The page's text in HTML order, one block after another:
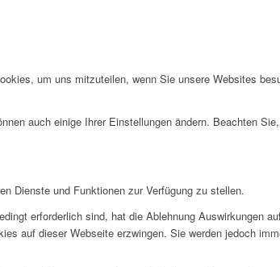
um uns mitzuteilen, wenn Sie unsere Websites
auch einige Ihrer Einstellungen ändern. Beachten
Dienste und Funktionen zur Verfügung zu stellen.
erforderlich sind, hat die Ablehnung Auswirkungen
auf dieser Webseite erzwingen. Sie werden jedoch